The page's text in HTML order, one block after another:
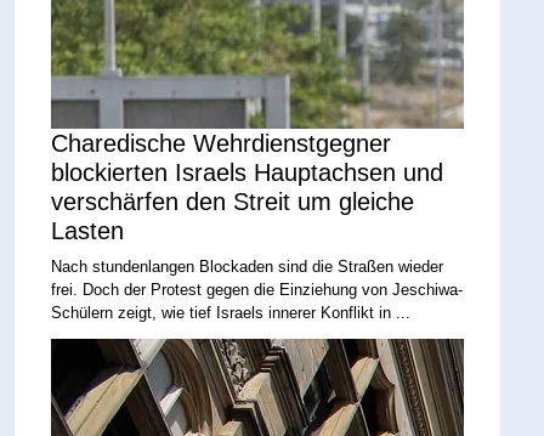
Charedische Wehrdienstgegner
blockierten Israels Hauptachsen und
verschärfen den Streit um gleiche
Lasten
Nach stundenlangen Blockaden sind die Straßen wieder
frei. Doch der Protest gegen die Einziehung von Jeschiwa-
Schülern zeigt, wie tief Israels innerer Konflikt in ...